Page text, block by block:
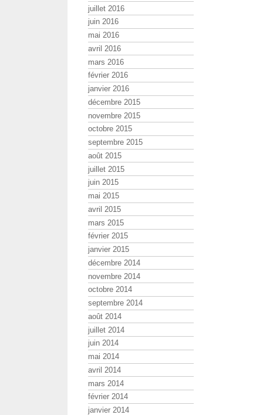
juillet 2016
juin 2016
mai 2016
avril 2016
mars 2016
février 2016
janvier 2016
décembre 2015
novembre 2015
octobre 2015
septembre 2015
août 2015
juillet 2015
juin 2015
mai 2015
avril 2015
mars 2015
février 2015
janvier 2015
décembre 2014
novembre 2014
octobre 2014
septembre 2014
août 2014
juillet 2014
juin 2014
mai 2014
avril 2014
mars 2014
février 2014
janvier 2014